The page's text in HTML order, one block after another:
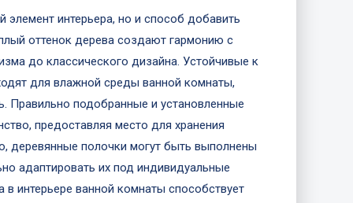
интерьера, но и способ добавить
оттенок дерева создают гармонию с
до классического дизайна. Устойчивые к
для влажной среды ванной комнаты,
Правильно подобранные и установленные
предоставляя место для хранения
деревянные полочки могут быть выполнены
адаптировать их под индивидуальные
интерьере ванной комнаты способствует